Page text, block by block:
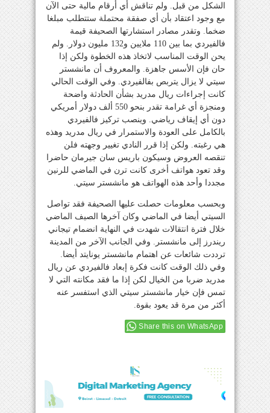
الشكل من قبل. ولم تناقش أي أرقام مالية حتى الآن
مع وجود اعتقاد بأن أي صفقة محتملة ستتطلب مبلغا
ضخما. وتقدر مصادر استشارتها الصحيفة قيمة
فالفيردي بما بين 110 ملايين و132 مليون دولار. ولم
يحن الوقت المناسب لاتخاذ هذه الخطوة ولكن إذا
حان فإن الأسس جاهزة. والمعروف أن مانشستر
سيتي لا يزال يتربص بفالفيردي. وفي الوقت الحالي
كانت إجراءات ريال مدريد بشأن الحادثة واضحة
ومنجزة أي غرامة تقدر بنحو 550 ألف دولار أمريكي
دون أي إيقاف رياضي. وينصب تركيز فالفيردي
بالكامل على العودة والاستمرار في ريال مدريد وهذه
هي رغبته. ولكن إذا قرر النادي تغيير وجهته فلن
تنقصه العروض وسيكون باريس سان جيرمان حاضرا
وقد تعود هواتف أخرى كانت ترن في الماضي للرنين
مجددا وأحد هذه الهواتف هو مانشستر سيتي.
وبحسب معلومات حصلت عليها الصحيفة فقد تواصل
السيتي أيضا في الماضي وكان آخرها الصيف الماضي
خلال فترة انتقالات شهدت في النهاية انضمام تيجاني
ريندرز إلى مانشستر. وفي الجانب الآخر من المدينة
ترددت شائعات عن اهتمام مانشستر يونايتد أيضا.
وفي ذلك الوقت كانت فكرة إبعاد فالفيردي عن ريال
مدريد ضربا من الخيال لكن إذا ما فقد مكانته التي لا
تمس فإن خيار مانشستر سيتي الذي استفسر عنه
أكثر من مرة قد يعود بقوة.
Share this on WhatsApp